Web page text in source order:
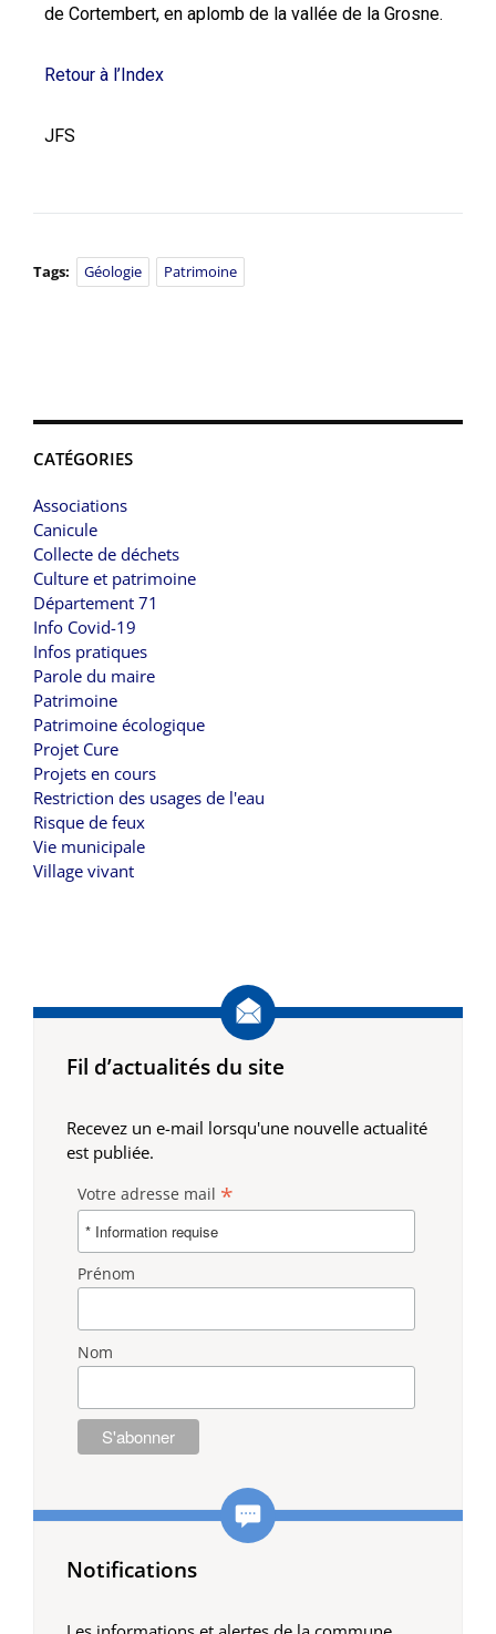
CATÉGORIES
Associations
Canicule
Collecte de déchets
Culture et patrimoine
Département 71
Info Covid-19
Infos pratiques
Parole du maire
Patrimoine
Patrimoine écologique
Projet Cure
Projets en cours
Restriction des usages de l'eau
Risque de feux
Vie municipale
Village vivant
de Cortembert, en aplomb de la vallée de la Grosne.
Retour à l’Index
JFS
Tags: Géologie Patrimoine
Fil d’actualités du site
Recevez un e-mail lorsqu'une nouvelle actualité
est publiée.
Votre adresse mail *
Prénom
Nom
Notifications